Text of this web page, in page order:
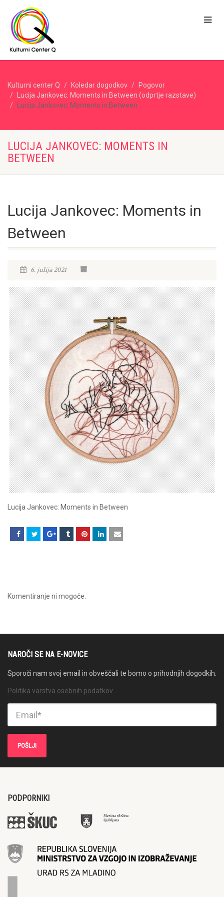
Kulturni center Q Koledar dogodkov
Pogovor
Lucija Jankovec: Moments in Between (odprtje razstave)
Lucija Jankovec: Moments in Between
LUCIJA JANKOVEC: MOMENTS IN
BETWEEN
Lucija Jankovec: Moments in
Between
6. julija 2021
Lucija Jankovec: Moments in Between
Komentiranje ni mogoče.
NAROČI SE NA E-NOVICE
Sporoči nam svoj email in obveščali te bomo o prihodnjih dogodkih.
Politika varstva osebnih podatkov
PODPORNIKI